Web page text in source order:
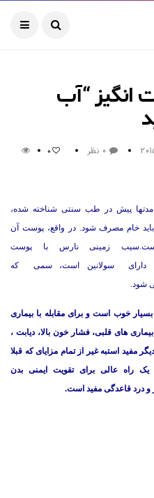
انگیز “آب
0 نظر 0
پیش در طب سنتی شناخته شده،
خام مصرف شود. در واقع، پوست آن
زمینی نارس با پوست
سولانین است، سمی که
شود.
خوب است و برای مقابله با بیماری
های قلبی، فشار خون بالا، دیابت ،
مفید استبه غیر از تمام مزایای که قبلا
راه عالی برای تقویت ایمنی بدن
و درد قاعدگی مفید است.